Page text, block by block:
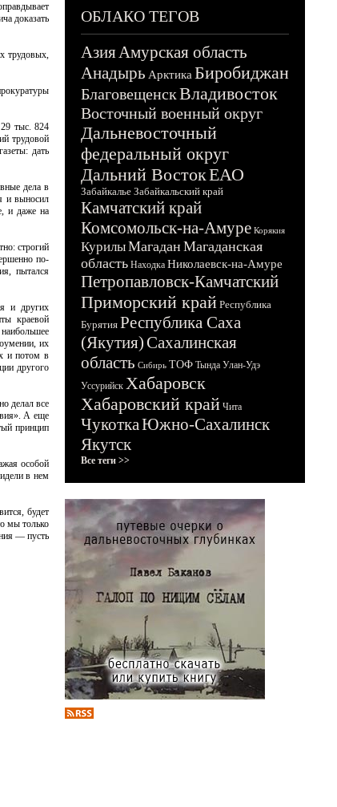
доказать
трудовых,
29 тыс. 824
трудовой
дать
дела в
и выносил
и даже на
строгий
по-
пытался
и других
краевой
их
и потом в
другого
делал все
А еще
принцип
особой
в нем
будет
мы только
— пусть
ОБЛАКО ТЕГОВ
АзияАмурская область
Анадырь Арктика Биробиджан
БлаговещенскВладивосток
Восточный военный округ
Дальневосточный
федеральный округ
Дальний ВостокЕАО
Забайкалье Забайкальский край
Камчатский край
Комсомольск-на-Амуре Корякия
КурилыМагадан Магаданская
область Находка Николаевск-на-Амуре
Петропавловск-Камчатский
Приморский край Республика
Бурятия Республика Саха
(Якутия)Сахалинская
область Сибирь ТОФ Тында Улан-Удэ
Уссурийск Хабаровск
Хабаровский край Чита
ЧукоткаЮжно-Сахалинск
Якутск
Все теги >>